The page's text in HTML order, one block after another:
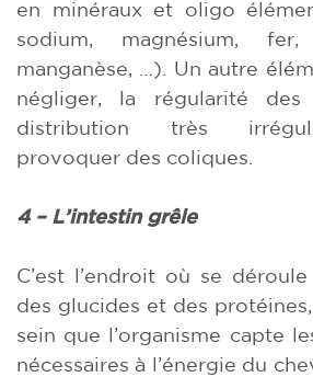
en minéraux et oligo
sodium, magnésium,
manganèse, …). Un autre
négliger, la régularité des
distribution très
provoquer des coliques.
4 – L’intestin grêle
C’est l’endroit où se
des glucides et des protéines,
sein que l’organisme capte
nécessaires à l’énergie du